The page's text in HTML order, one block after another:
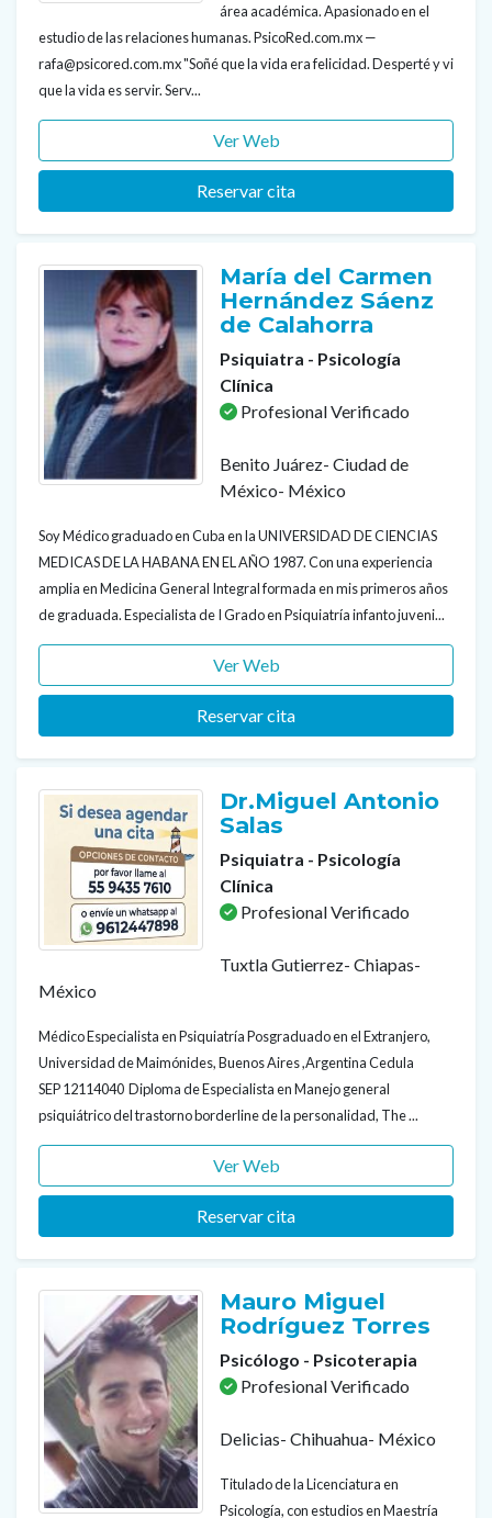
área académica. Apasionado en el
estudio de las relaciones humanas. PsicoRed.com.mx —
rafa@psicored.com.mx "Soñé que la vida era felicidad. Desperté y vi
que la vida es servir. Serv...
Ver Web
Reservar cita
María del Carmen
Hernández Sáenz
de Calahorra
Psiquiatra - Psicología
Clínica
Profesional Verificado
Benito Juárez- Ciudad de
México- México
Soy Médico graduado en Cuba en la UNIVERSIDAD DE CIENCIAS
MEDICAS DE LA HABANA EN EL AÑO 1987. Con una experiencia
amplia en Medicina General Integral formada en mis primeros años
de graduada. Especialista de I Grado en Psiquiatría infanto juveni...
Ver Web
Reservar cita
Dr.Miguel Antonio
Salas
Psiquiatra - Psicología
Clínica
Profesional Verificado
Tuxtla Gutierrez- Chiapas-
México
Médico Especialista en Psiquiatría Posgraduado en el Extranjero,
Universidad de Maimónides, Buenos Aires ,Argentina Cedula
SEP 12114040 Diploma de Especialista en Manejo general
psiquiátrico del trastorno borderline de la personalidad, The ...
Ver Web
Reservar cita
Mauro Miguel
Rodríguez Torres
Psicólogo - Psicoterapia
Profesional Verificado
Delicias- Chihuahua- México
Titulado de la Licenciatura en
Psicología, con estudios en Maestría